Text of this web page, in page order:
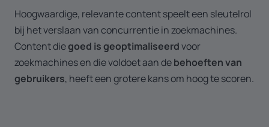
Hoogwaardige, relevante content speelt een sleutelrol
bij het verslaan van concurrentie in zoekmachines.
Content diegoed is geoptimaliseerdvoor
zoekmachines en die voldoet aan debehoeften van
gebruikers, heeft een grotere kans om hoog te scoren.